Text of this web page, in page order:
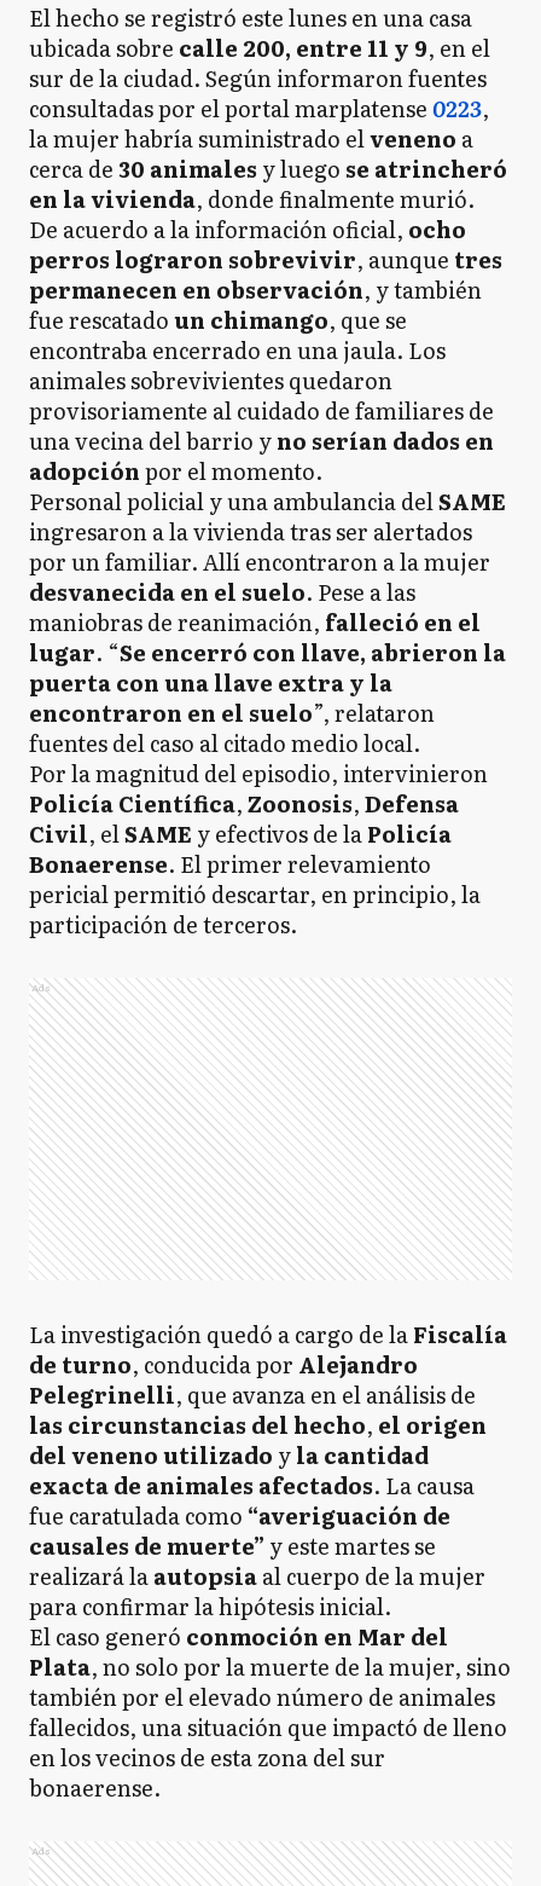
El hecho se registró este lunes en una casa
ubicada sobre calle 200, entre 11 y 9, en el
sur de la ciudad. Según informaron fuentes
consultadas por el portal marplatense0223,
la mujer habría suministrado elveneno a
cerca de30 animales y luego se atrincheró
en la vivienda, donde finalmente murió.
De acuerdo a la información oficial, ocho
perros lograron sobrevivir, aunque tres
permanecen en observación, y también
fue rescatadoun chimango, que se
encontraba encerrado en una jaula. Los
animales sobrevivientes quedaron
provisoriamente al cuidado de familiares de
una vecina del barrio yno serían dados en
adopciónpor el momento.
Personal policial y una ambulancia delSAME
ingresaron a la vivienda tras ser alertados
por un familiar. Allí encontraron a la mujer
desvanecida en el suelo. Pese a las
maniobras de reanimación, falleció en el
lugar. “Se encerró con llave, abrieron la
puerta con una llave extra y la
encontraron en el suelo”, relataron
fuentes del caso al citado medio local.
Por la magnitud del episodio, intervinieron
Policía Científica,Zoonosis,Defensa
Civil, elSAME y efectivos de laPolicía
Bonaerense. El primer relevamiento
pericial permitió descartar, en principio, la
participación de terceros.
Ads
La investigación quedó a cargo de laFiscalía
de turno, conducida por Alejandro
Pelegrinelli, que avanza en el análisis de
las circunstancias del hecho, el origen
del veneno utilizado yla cantidad
exacta de animales afectados. La causa
fue caratulada como “averiguación de
causales de muerte” y este martes se
realizará laautopsiaal cuerpo de la mujer
para confirmar la hipótesis inicial.
El caso generó conmoción en Mar del
Plata, no solo por la muerte de la mujer, sino
también por el elevado número de animales
fallecidos, una situación que impactó de lleno
en los vecinos de esta zona del sur
bonaerense.
Ads